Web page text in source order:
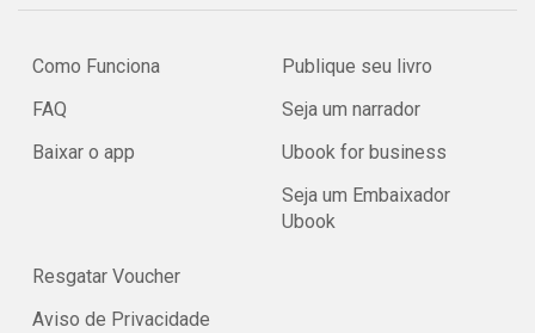
Como Funciona
FAQ
Baixar o app
Publique seu livro
Seja um narrador
Ubook for business
Seja um Embaixador
Ubook
Resgatar Voucher
Aviso de Privacidade